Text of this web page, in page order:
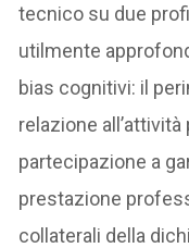
tecnico su due
utilmente
bias cognitivi: il
relazione
partecipazione a
prestazione
collaterali della